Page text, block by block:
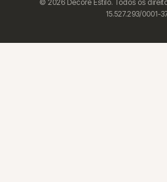
© 2026 Decore Estilo. Todos os
15.527.293/0001-